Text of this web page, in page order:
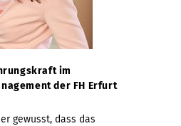
im
der FH Erfurt
gewusst, dass das